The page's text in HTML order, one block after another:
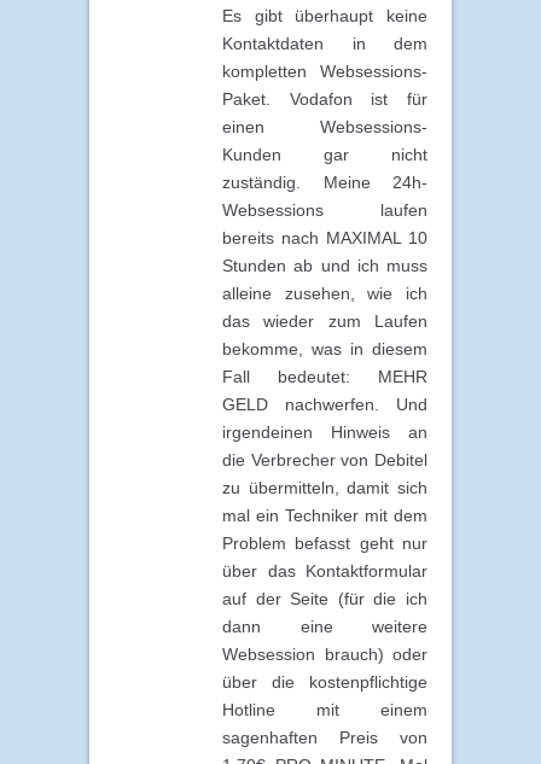
Es gibt überhaupt keine
Kontaktdaten in dem
kompletten Websessions-
Paket. Vodafon ist für
einen Websessions-
Kunden gar nicht
zuständig. Meine 24h-
Websessions laufen
bereits nach MAXIMAL 10
Stunden ab und ich muss
alleine zusehen, wie ich
das wieder zum Laufen
bekomme, was in diesem
Fall bedeutet: MEHR
GELD nachwerfen. Und
irgendeinen Hinweis an
die Verbrecher von Debitel
zu übermitteln, damit sich
mal ein Techniker mit dem
Problem befasst geht nur
über das Kontaktformular
auf der Seite (für die ich
dann eine weitere
Websession brauch) oder
über die kostenpflichtige
Hotline mit einem
sagenhaften Preis von